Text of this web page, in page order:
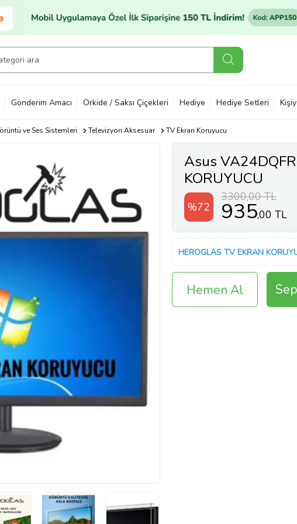
Gönderim Amacı Orkide / Saksı Çiçekleri Hediye Hediye Setleri
ve Ses Sistemleri Televizyon Aksesuar TV Ekran Koruyucu
Asus
KORUYUCU
%72
3300,00 TL
935,00 TL
HEROGLAS TV EKRAN
Hemen Al